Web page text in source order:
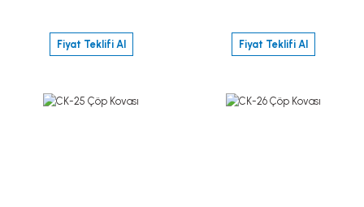
Fiyat Teklifi Al Fiyat Teklifi Al